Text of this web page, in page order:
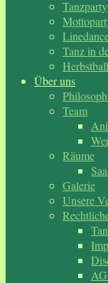
Tanzparty
Tanz in
Herbstball
Über uns
Team
Räume
Galerie
Unsere